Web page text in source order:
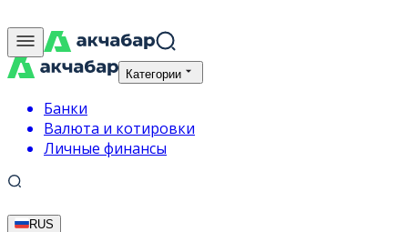
Категории
Банки
Валюта и котировки
Личные финансы
RUS